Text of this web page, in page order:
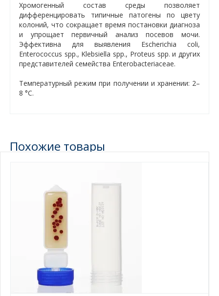
Хромогенный состав среды позволяет
дифференцировать типичные патогены по цвету
колоний, что сокращает время постановки диагноза
и упрощает первичный анализ посевов мочи.
Эффективна для выявления Escherichia coli,
Enterococcus spp., Klebsiella spp., Proteus spp. и других
представителей семейства Enterobacteriaceae.
Температурный режим при получении и хранении: 2–
8 °C.
Похожие товары